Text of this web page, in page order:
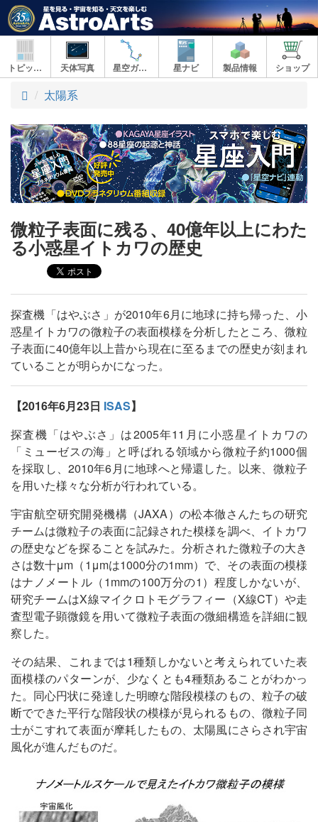
トピックス 天体写真 星空ガイド 星ナビ 製品情報 ショップ
ト
プ
太陽系
微粒子表面に残る、40億年以上にわた
る小惑星イトカワの歴史
探査機「はやぶさ」が2010年6月に地球に持ち帰った、小
惑星イトカワの微粒子の表面模様を分析したところ、微粒
子表面に40億年以上昔から現在に至るまでの歴史が刻まれ
ていることが明らかになった。
【2016年6月23日 ISAS】
探査機「はやぶさ」は2005年11月に小惑星イトカワの
「ミューゼスの海」と呼ばれる領域から微粒子約1000個
を採取し、2010年6月に地球へと帰還した。以来、微粒子
を用いた様々な分析が行われている。
宇宙航空研究開発機構（JAXA）の松本徹さんたちの研究
チームは微粒子の表面に記録された模様を調べ、イトカワ
の歴史などを探ることを試みた。分析された微粒子の大き
さは数十μm（1μmは1000分の1mm）で、その表面の模様
はナノメートル（1mmの100万分の1）程度しかないが、
研究チームはX線マイクロトモグラフィー（X線CT）や走
査型電子顕微鏡を用いて微粒子表面の微細構造を詳細に観
察した。
その結果、これまでは1種類しかないと考えられていた表
面模様のパターンが、少なくとも4種類あることがわかっ
た。同心円状に発達した明瞭な階段模様のもの、粒子の破
断でできた平行な階段状の模様が見られるもの、微粒子同
士がこすれて表面が摩耗したもの、太陽風にさらされ宇宙
風化が進んだものだ。